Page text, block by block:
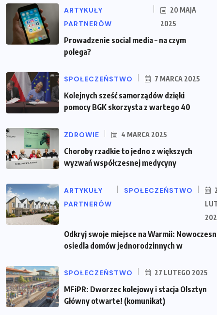
ARTYKUŁY
PARTNERÓW
20 MAJA
2025
Prowadzenie social media – na czym
polega?
SPOŁECZEŃSTWO 7 MARCA 2025
Kolejnych sześć samorządów dzięki
pomocy BGK skorzysta z wartego 40
ZDROWIE 4 MARCA 2025
Choroby rzadkie to jedno z większych
wyzwań współczesnej medycyny
ARTYKUŁY
PARTNERÓW
SPOŁECZEŃSTWO
Odkryj swoje miejsce na Warmii:
osiedla domów jednorodzinnych w
SPOŁECZEŃSTWO 27 LUTEGO 2025
MFiPR: Dworzec kolejowy i stacja Olsztyn
Główny otwarte! (komunikat)